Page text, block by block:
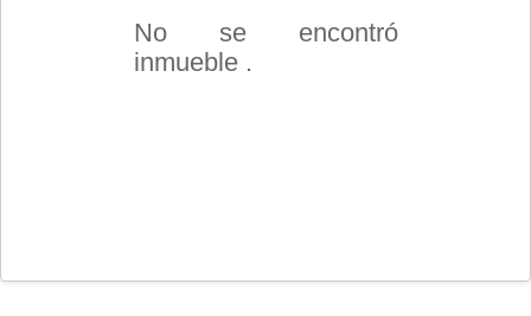
No se encontró
inmueble .